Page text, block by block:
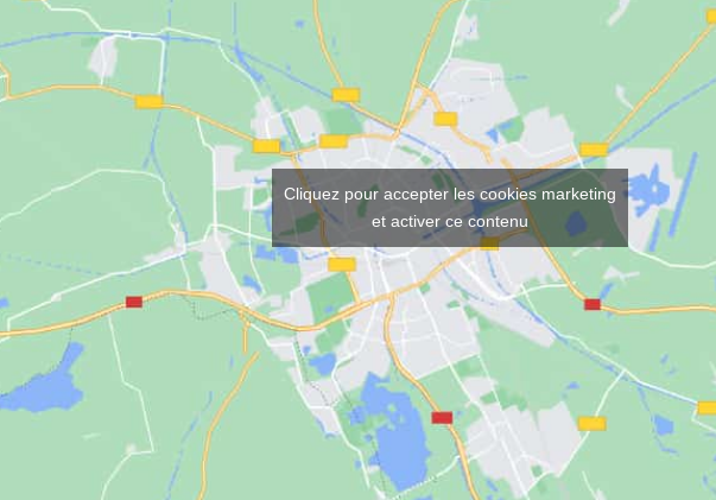
Cliquez pour accepter les cookies marketing
et activer ce contenu